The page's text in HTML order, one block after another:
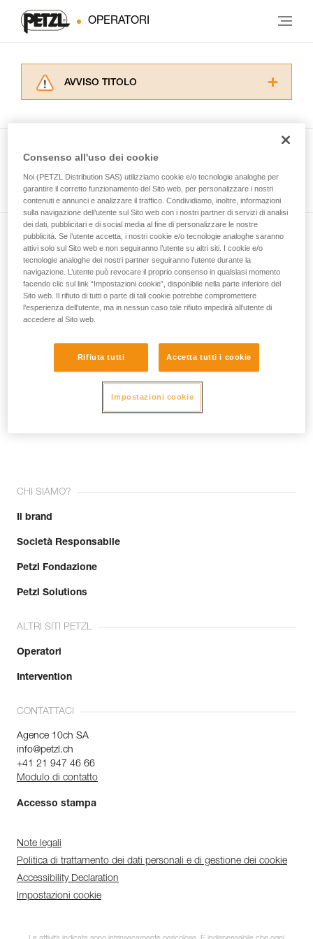
OPERATORI
AVVISO TITOLO
La padronanza di queste tecniche richiede una
formazione ed un addestramento specifico.
Verificate con un professionista la vostra
capacità di rifare la manovra, da soli, in piena
sicurezza, prima di riprodurla autonomamente.
Forniamo esempi di tecniche relative alla vostra
attività. Ne possono esistere altre che non
vengono qui descritte.
Guarda tutti i consigli tecnici
Iscriviti alla newsletter
e rimani connesso alle nostre novità
E-mail *
Unisciti alla community!
CHI SIAMO?
Il brand
Società Responsabile
Petzl Fondazione
Petzl Solutions
ALTRI SITI PETZL
Operatori
Intervention
CONTATTACI
Agence 10ch SA
info@petzl.ch
+41 21 947 46 66
Modulo di contatto
Accesso stampa
Note legali
Politica di trattamento dei dati personali e di gestione dei cookie
Accessibility Declaration
Impostazioni cookie
Consenso all'uso dei cookie
Noi (PETZL Distribution SAS) utilizziamo cookie e/o tecnologie analoghe per
garantire il corretto funzionamento del Sito web, per personalizzare i nostri
contenuti e annunci e analizzare il traffico. Condividiamo, inoltre, informazioni
sulla navigazione dell’utente sul Sito web con i nostri partner di servizi di analisi
dei dati, pubblicitari e di social media al fine di personalizzare le nostre
pubblicità. Se l’utente accetta, i nostri cookie e/o tecnologie analoghe saranno
attivi solo sul Sito web e non seguiranno l’utente su altri siti. I cookie e/o
tecnologie analoghe dei nostri partner seguiranno l’utente durante la
navigazione. L’utente può revocare il proprio consenso in qualsiasi momento
facendo clic sul link “Impostazioni cookie”, disponibile nella parte inferiore del
Sito web. Il rifiuto di tutti o parte di tali cookie potrebbe compromettere
l’esperienza dell’utente, ma in nessun caso tale rifiuto impedirà all’utente di
accedere al Sito web.
Rifiuta tutti Accetta tutti i cookie
Impostazioni cookie